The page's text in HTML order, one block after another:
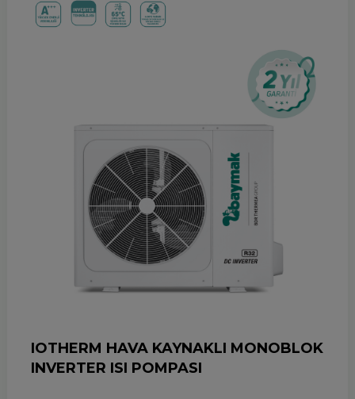
IOTHERM HAVA KAYNAKLI MONOBLOK
INVERTER ISI POMPASI